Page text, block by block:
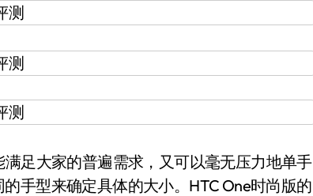
足大家的普遍需求，又可以毫无压力地单手
手型来确定具体的大小。HTC One时尚版的